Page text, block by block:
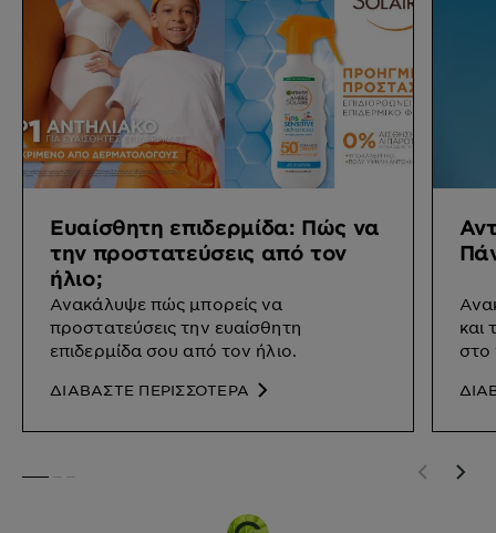
Ευαίσθητη επιδερμίδα: Πώς να
την προστατεύσεις από τον
ήλιο;
Ανακάλυψε πώς μπορείς να
προστατεύσεις την ευαίσθητη
επιδερμίδα σου από τον ήλιο.
ΔΙΑΒΑΣΤΕ ΠΕΡΙΣΣΟΤΕΡΑ
και
στο